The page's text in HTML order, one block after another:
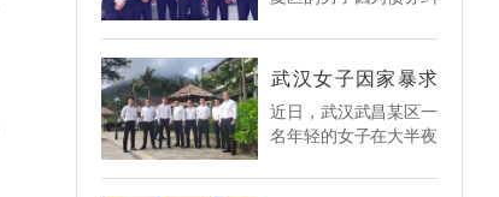
恐吓和威胁。该男子意
识到自己的生命安全受
到了挑战，所以向当地
的法院申请了人身保护
令的执行，不过法院驳
​武汉女子因家暴求
半夜得以脱离危险
近日，武汉武昌某区一
名年轻的女子在大半夜
她之前报警求助过警